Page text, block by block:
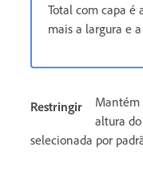
Total com capa é
mais a largura e
Restringir
Mantém
altura
selecionada por